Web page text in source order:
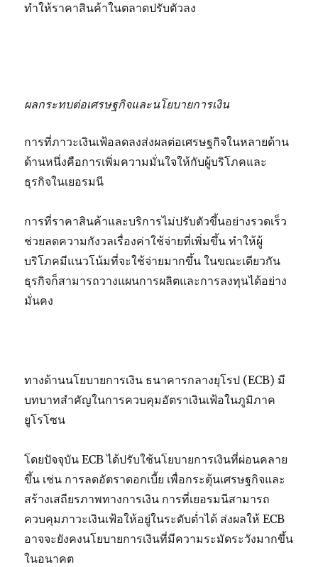
ทำให้ราคาสินค้าในตลาดปรับตัวลง
ผลกระทบต่อเศรษฐกิจและนโยบายการเงิน
การที่ภาวะเงินเฟ้อลดลงส่งผลต่อเศรษฐกิจในหลายด้าน
ด้านหนึ่งคือการเพิ่มความมั่นใจให้กับผู้บริโภคและ
ธุรกิจในเยอรมนี
การที่ราคาสินค้าและบริการไม่ปรับตัวขึ้นอย่างรวดเร็ว
ช่วยลดความกังวลเรื่องค่าใช้จ่ายที่เพิ่มขึ้น ทำให้ผู้
บริโภคมีแนวโน้มที่จะใช้จ่ายมากขึ้น ในขณะเดียวกัน
ธุรกิจก็สามารถวางแผนการผลิตและการลงทุนได้อย่าง
มั่นคง
ทางด้านนโยบายการเงิน ธนาคารกลางยุโรป (ECB) มี
บทบาทสำคัญในการควบคุมอัตราเงินเฟ้อในภูมิภาค
ยูโรโซน
โดยปัจจุบันECBได้ปรับใช้นโยบายการเงินที่ผ่อนคลาย
ขึ้น เช่น การลดอัตราดอกเบี้ย เพื่อกระตุ้นเศรษฐกิจและ
สร้างเสถียรภาพทางการเงิน การที่เยอรมนีสามารถ
ควบคุมภาวะเงินเฟ้อให้อยู่ในระดับต่ำได้ ส่งผลให้ECB
อาจจะยังคงนโยบายการเงินที่มีความระมัดระวังมากขึ้น
ในอนาคต